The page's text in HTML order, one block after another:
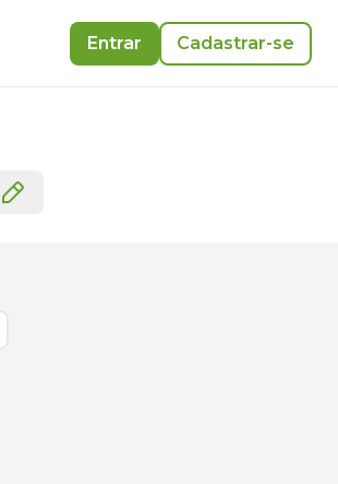
Entrar Cadastrar-se